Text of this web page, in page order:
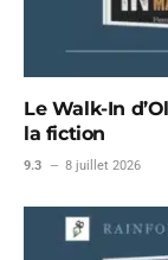
Le Walk-In
la fiction
9.3 8 juillet 2026